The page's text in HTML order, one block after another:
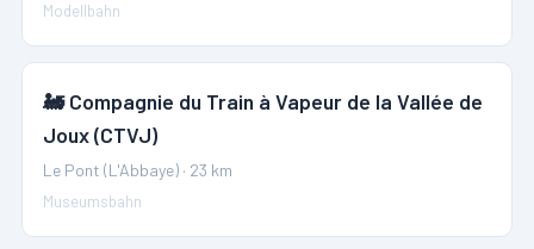
Modellbahn
🚂 Compagnie du Train à Vapeur de la Vallée de
Joux (CTVJ)
Le Pont (L'Abbaye) · 23 km
Museumsbahn